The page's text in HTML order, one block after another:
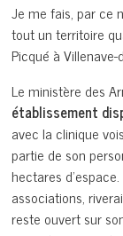
Je me fais, par ce
tout un territoire
Picqué à Villenave-
Le ministère des
établissement
avec la clinique
partie de son
hectares
associations,
reste ouvert sur